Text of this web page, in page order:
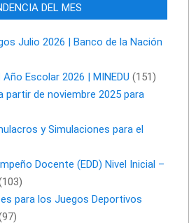
DEL MES
Julio 2026 | Banco de la Nación
Escolar 2026 | MINEDU (151)
partir de noviembre 2025 para
y Simulaciones para el
Docente (EDD) Nivel Inicial –
para los Juegos Deportivos